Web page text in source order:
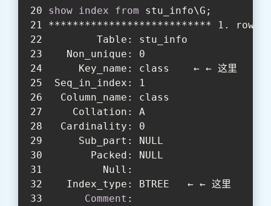
show index from stu_info\G;
*************************** 1. row
        Table: stu_info
   Non_unique: 0
     Key_name: class    ← ← 这里
Seq_in_index: 1
  Column_name: class
    Collation: A
  Cardinality: 0
     Sub_part: NULL
       Packed: NULL
         Null:
   Index_type: BTREE   ← ← 这里
Comment :